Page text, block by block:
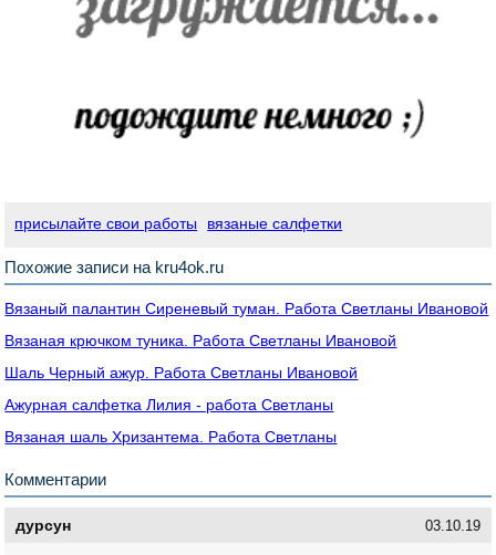
присылайте свои работы вязаные салфетки
Похожие записи на kru4ok.ru
Вязаный палантин Сиреневый туман. Работа Светланы Ивановой
Вязаная крючком туника. Работа Светланы Ивановой
Шаль Черный ажур. Работа Светланы Ивановой
Ажурная салфетка Лилия - работа Светланы
Вязаная шаль Хризантема. Работа Светланы
Комментарии
дурсун 03.10.19